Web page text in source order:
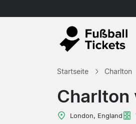
Startseite Charlton
Charlton
London, England